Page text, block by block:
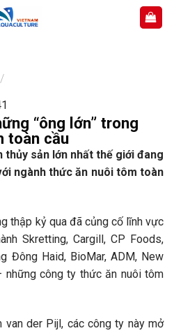
/
“ông lớn” trong
toàn cầu
thủy sản lớn nhất thế giới đang
ngành thức ăn nuôi tôm toàn
thập kỷ qua đã củng cố lĩnh vực
Skretting, Cargill, CP Foods,
Đông Haid, BioMar, ADM, New
những công ty thức ăn nuôi tôm
van der Pijl, các công ty này mở